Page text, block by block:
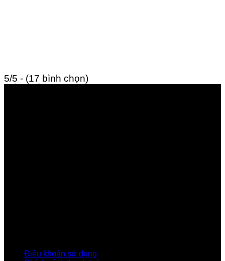
5/5 - (17 bình chọn)
Điều khoản sử dụng